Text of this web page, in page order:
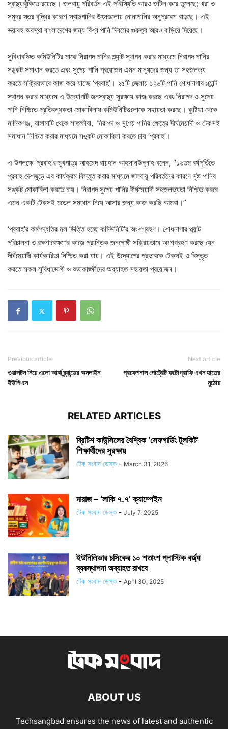
স্বাস্থ্যঝুঁকিতে রয়েছে। জলবায়ু পরিবর্তন এই পরিস্থিতি আরও জটিল করে তুলেছে; খরা ও
সমুদ্র স্তর বৃদ্ধির কারণে স্বাদুপানির উৎসগুলোয় নোনাপানির অনুপ্রবেশ বাড়ছে। এই
ভয়াবহ অবস্থা বাংলাদেশের জন্য বিশ্ব পানি দিবসের গুরুত্ব আরও বাড়িয়ে দিয়েছে।
সুবিধাবঞ্চিত কমিউনিটির মাঝে নিরাপদ পানির প্ল্যান্ট স্থাপন করার মাধ্যমে নিরাপদ পানির
সঙ্কট সমাধান করতে এবং সুপেয় পানি প্রয়োজন এমন মানুষদের জন্য তা সহজলভ্য
করতে সক্রিয়ভাবে কাজ করে যাচ্ছে ‘প্রবাহ’। ২৫টি জেলায় ১২৬টি পানি শোধনাগার প্ল্যান্ট
স্থাপন করার মাধ্যমে এ উদ্যোগটি জনস্বাস্থ্য সুরক্ষায় কাজ করছে এবং নিরাপদ ও সুপেয়
পানি নিশ্চিতে প্রতিবন্ধকতা মোকাবিলায় কমিউনিটিগুলোকে সহায়তা করছে। কুষ্টিয়া থেকে
মানিকগঞ্জ, রাঙ্গামাটি থেকে সাতক্ষীরা, নিরাপদ ও সুপেয় পানির ক্ষেত্রে দীর্ঘমেয়াদী ও টেকসই
সমাধান নিশ্চিত করার মাধ্যমে সঙ্কট মোকাবিলা করতে চায় ‘প্রবাহ’।
এ উপলক্ষে ‘প্রবাহ’র মুখপাত্র আহমেদ রায়হান আহসানউল্লাহ বলেন, “১৬তম বর্ষপূর্তিতে
প্রবাহ দেশজুড়ে এর কার্যক্রম বিস্তৃত করার মাধ্যমে জলবায়ু পরিবর্তনের কারণে সৃষ্ট পানির
সঙ্কট মোকাবিলা করতে চায়। নিরাপদ সুপেয় পানির দীর্ঘমেয়াদী সহজলভ্যতা নিশ্চিত করবে
এমন একটি টেকসই মডেল সমাধান নিয়ে আসার জন্য কাজ করছি আমরা।”
‘প্রবাহ’র কর্মপদ্ধতির মূল ভিত্তি হচ্ছে কমিউনিটি’র অংশগ্রহণ। শোধনাগার প্ল্যান্ট
পরিচালনা ও রক্ষণাবেক্ষণের কাজে প্রান্তিক জনগোষ্ঠী সক্রিয়ভাবে অংশগ্রহণ করছে যেন
দীর্ঘমেয়াদী কার্যকারিতা নিশ্চিত করা যায়। এই উদ্যোগের প্রভাবকে টেকসই ও বিস্তৃত
করতে সকল সুবিধাভোগী ও শুভাকাঙ্ক্ষীদের অব্যাহত সহায়তা প্রয়োজন।
Previous article
ওয়ালটন নিয়ে এলো আর্ক ব্র্যান্ডের অনলাইন
ইউপিএস
Next article
প্রফেশনাল পোর্ট্রেট ফটোগ্রাফি এখন হাতের
মুঠোয়
RELATED ARTICLES
ব্রিটিশ কাউন্সিলের বৈশ্বিক ‘সেফগার্ডিং টুলকিট’
শিক্ষার্থীদের সুরক্ষায়
টেক সংবাদ ডেস্ক - March 31, 2026
দারাজ – ‘লাকি ৭.৭’ ক্যাম্পেইন
টেক সংবাদ ডেস্ক - July 7, 2025
ইউনিলিভার চসিকের ১০ শতাংশ প্লাস্টিক বর্জ্য
ব্যবস্থাপনা অব্যাহত রাখবে
টেক সংবাদ ডেস্ক - April 30, 2025
ABOUT US
Techsangbad ensures the news of latest and authentic